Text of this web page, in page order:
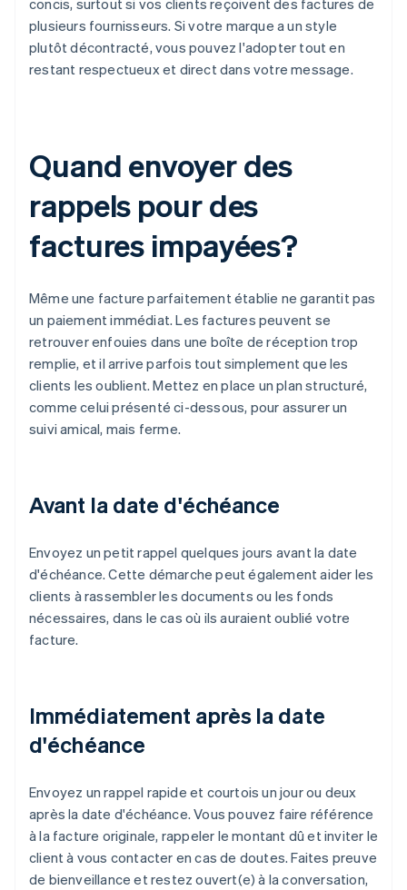
concis, surtout si vos clients reçoivent des factures de
plusieurs fournisseurs. Si votre marque a un style
plutôt décontracté, vous pouvez l'adopter tout en
restant respectueux et direct dans votre message.
Quand envoyer des
rappels pour des
factures impayées?
Même une facture parfaitement établie ne garantit pas
un paiement immédiat. Les factures peuvent se
retrouver enfouies dans une boîte de réception trop
remplie, et il arrive parfois tout simplement que les
clients les oublient. Mettez en place un plan structuré,
comme celui présenté ci-dessous, pour assurer un
suivi amical, mais ferme.
Avant la date d'échéance
Envoyez un petit rappel quelques jours avant la date
d'échéance. Cette démarche peut également aider les
clients à rassembler les documents ou les fonds
nécessaires, dans le cas où ils auraient oublié votre
facture.
Immédiatement après la date
d'échéance
Envoyez un rappel rapide et courtois un jour ou deux
après la date d'échéance. Vous pouvez faire référence
à la facture originale, rappeler le montant dû et inviter le
client à vous contacter en cas de doutes. Faites preuve
de bienveillance et restez ouvert(e) à la conversation,